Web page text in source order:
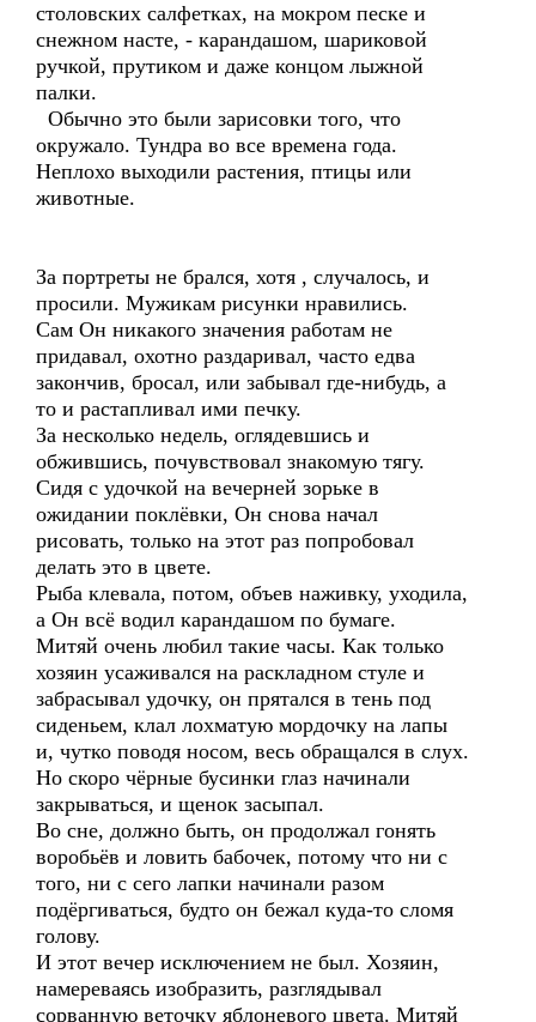
столовских салфетках, на мокром песке и
снежном насте, - карандашом, шариковой
ручкой, прутиком и даже концом лыжной
палки.
Обычно это были зарисовки того, что
окружало. Тундра во все времена года.
Неплохо выходили растения, птицы или
животные.
За портреты не брался, хотя , случалось, и
просили. Мужикам рисунки нравились.
Сам Он никакого значения работам не
придавал, охотно раздаривал, часто едва
закончив, бросал, или забывал где-нибудь, а
то и растапливал ими печку.
За несколько недель, оглядевшись и
обжившись, почувствовал знакомую тягу.
Сидя с удочкой на вечерней зорьке в
ожидании поклёвки, Он снова начал
рисовать, только на этот раз попробовал
делать это в цвете.
Рыба клевала, потом, объев наживку, уходила,
а Он всё водил карандашом по бумаге.
Митяй очень любил такие часы. Как только
хозяин усаживался на раскладном стуле и
забрасывал удочку, он прятался в тень под
сиденьем, клал лохматую мордочку на лапы
и, чутко поводя носом, весь обращался в слух.
Но скоро чёрные бусинки глаз начинали
закрываться, и щенок засыпал.
Во сне, должно быть, он продолжал гонять
воробьёв и ловить бабочек, потому что ни с
того, ни с сего лапки начинали разом
подёргиваться, будто он бежал куда-то сломя
голову.
И этот вечер исключением не был. Хозяин,
намереваясь изобразить, разглядывал
сорванную веточку яблоневого цвета. Митяй